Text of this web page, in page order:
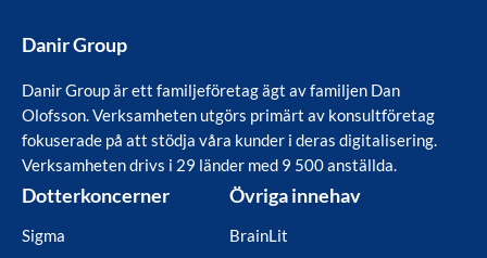
Danir Group
Danir Group är ett familjeföretag ägt av familjen Dan
Olofsson. Verksamheten utgörs primärt av konsultföretag
fokuserade på att stödja våra kunder i deras digitalisering.
Verksamheten drivs i 29 länder med 9 500 anställda.
Dotterkoncerner
Sigma
Övriga innehav
BrainLit